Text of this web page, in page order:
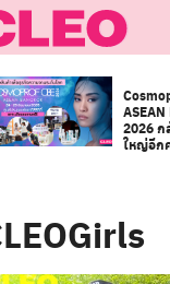
2026 ก
ใหญ่อีก